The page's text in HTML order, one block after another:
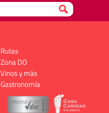
Rutas
Zona DO
Vinos y más
Gastronomía